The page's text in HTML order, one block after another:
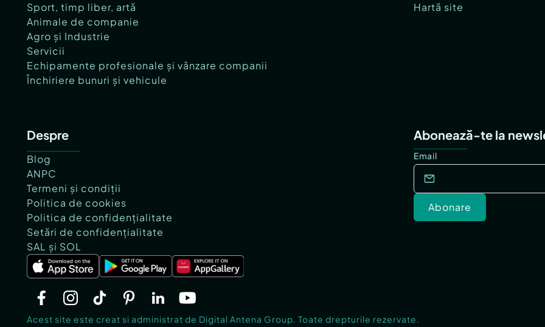
Sport, timp liber, artă
Animale de companie
Agro și Industrie
Servicii
Echipamente profesionale și vânzare companii
Închiriere bunuri și vehicule
Hartă site
Despre
Blog
ANPC
Termeni și condiții
Politica de cookies
Politica de confidențialitate
Setări de confidențialitate
SAL și SOL
Abonează-te la
Email
Abonare
Acest site este creat si administrat de Digital Antena Group. Toate drepturile rezervate.